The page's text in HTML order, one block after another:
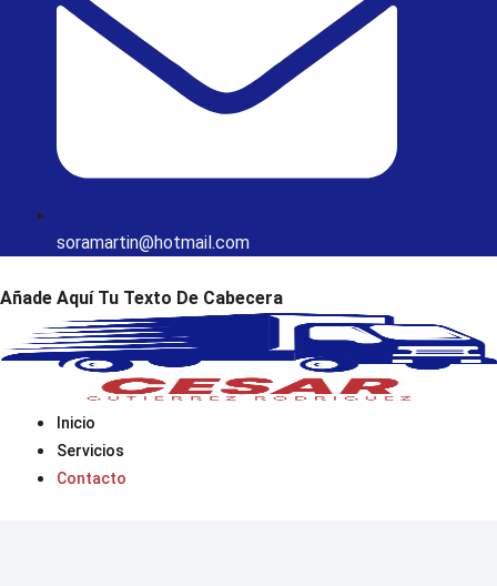
soramartin@hotmail.com
Añade Aquí Tu Texto De Cabecera
Inicio
Servicios
Contacto